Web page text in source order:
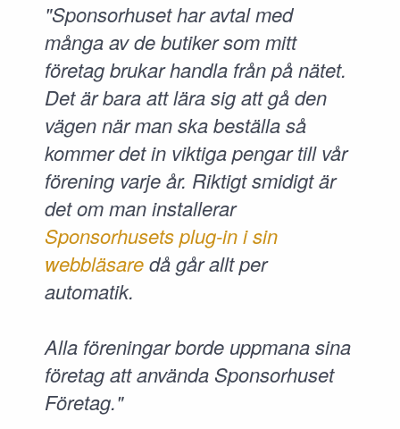
"Sponsorhuset har avtal med
många av de butiker som mitt
företag brukar handla från på nätet.
Det är bara att lära sig att gå den
vägen när man ska beställa så
kommer det in viktiga pengar till vår
förening varje år. Riktigt smidigt är
det om man installerar
Sponsorhusets plug-in i sin
webbläsaredå går allt per
automatik.
Alla föreningar borde uppmana sina
företag att använda Sponsorhuset
Företag."